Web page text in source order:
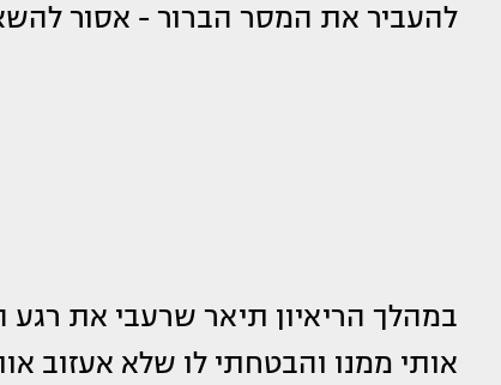
להעביר את המסר הברור - אסור
במהלך הריאיון תיאר שרעבי את רגע
אותי ממנו והבטחתי לו שלא אעזוב